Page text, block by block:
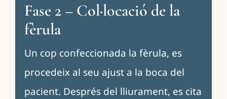
Fase 2 – Col·locació de la
fèrula
Un cop confeccionada la fèrula, es
procedeix al seu ajust a la boca del
pacient. Després del lliurament, es cita